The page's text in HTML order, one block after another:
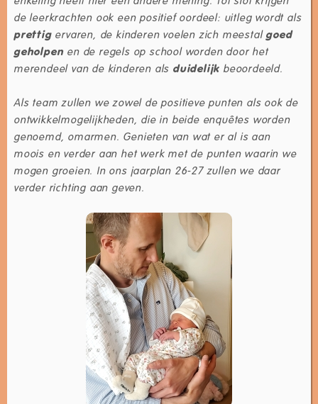
de leerkrachten ook een positief oordeel: uitleg wordt als
prettig ervaren, de kinderen voelen zich meestalgoed
geholpen en de regels op school worden door het
merendeel van de kinderen alsduidelijk beoordeeld.
Als team zullen we zowel de positieve punten als ook de
ontwikkelmogelijkheden, die in beide enquêtes worden
genoemd, omarmen. Genieten van wat er al is aan
moois en verder aan het werk met de punten waarin we
mogen groeien. In ons jaarplan 26-27 zullen we daar
verder richting aan geven.